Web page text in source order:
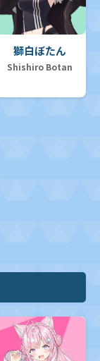
獅白ぼたん
Shishiro Botan